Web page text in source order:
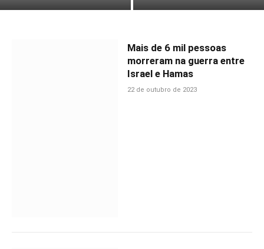
Mais de 6 mil pessoas
morreram na guerra entre
Israel e Hamas
22 de outubro de 2023